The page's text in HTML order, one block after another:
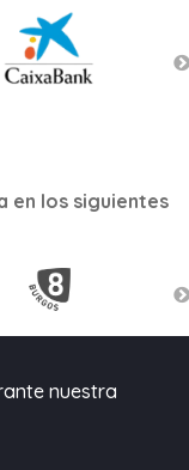
en los siguientes
nuestra